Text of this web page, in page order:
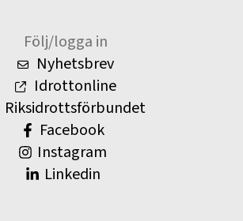
Följ/logga in
Nyhetsbrev
Idrottonline
Riksidrottsförbundet
Facebook
Instagram
Linkedin